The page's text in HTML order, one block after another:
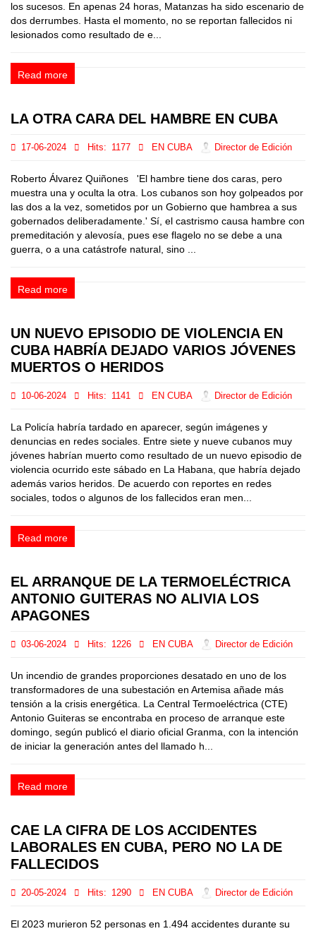
los sucesos. En apenas 24 horas, Matanzas ha sido escenario de
dos derrumbes. Hasta el momento, no se reportan fallecidos ni
lesionados como resultado de e...
Read more
LA OTRA CARA DEL HAMBRE EN CUBA
17-06-2024 Hits: 1177 EN CUBA Director de Edición
Roberto Álvarez Quiñones 'El hambre tiene dos caras, pero
muestra una y oculta la otra. Los cubanos son hoy golpeados por
las dos a la vez, sometidos por un Gobierno que hambrea a sus
gobernados deliberadamente.' Sí, el castrismo causa hambre con
premeditación y alevosía, pues ese flagelo no se debe a una
guerra, o a una catástrofe natural, sino ...
Read more
UN NUEVO EPISODIO DE VIOLENCIA EN
CUBA HABRÍA DEJADO VARIOS JÓVENES
MUERTOS O HERIDOS
10-06-2024 Hits: 1141 EN CUBA Director de Edición
La Policía habría tardado en aparecer, según imágenes y
denuncias en redes sociales. Entre siete y nueve cubanos muy
jóvenes habrían muerto como resultado de un nuevo episodio de
violencia ocurrido este sábado en La Habana, que habría dejado
además varios heridos. De acuerdo con reportes en redes
sociales, todos o algunos de los fallecidos eran men...
Read more
EL ARRANQUE DE LA TERMOELÉCTRICA
ANTONIO GUITERAS NO ALIVIA LOS
APAGONES
03-06-2024 Hits: 1226 EN CUBA Director de Edición
Un incendio de grandes proporciones desatado en uno de los
transformadores de una subestación en Artemisa añade más
tensión a la crisis energética. La Central Termoeléctrica (CTE)
Antonio Guiteras se encontraba en proceso de arranque este
domingo, según publicó el diario oficial Granma, con la intención
de iniciar la generación antes del llamado h...
Read more
CAE LA CIFRA DE LOS ACCIDENTES
LABORALES EN CUBA, PERO NO LA DE
FALLECIDOS
20-05-2024 Hits: 1290 EN CUBA Director de Edición
El 2023 murieron 52 personas en 1.494 accidentes durante su